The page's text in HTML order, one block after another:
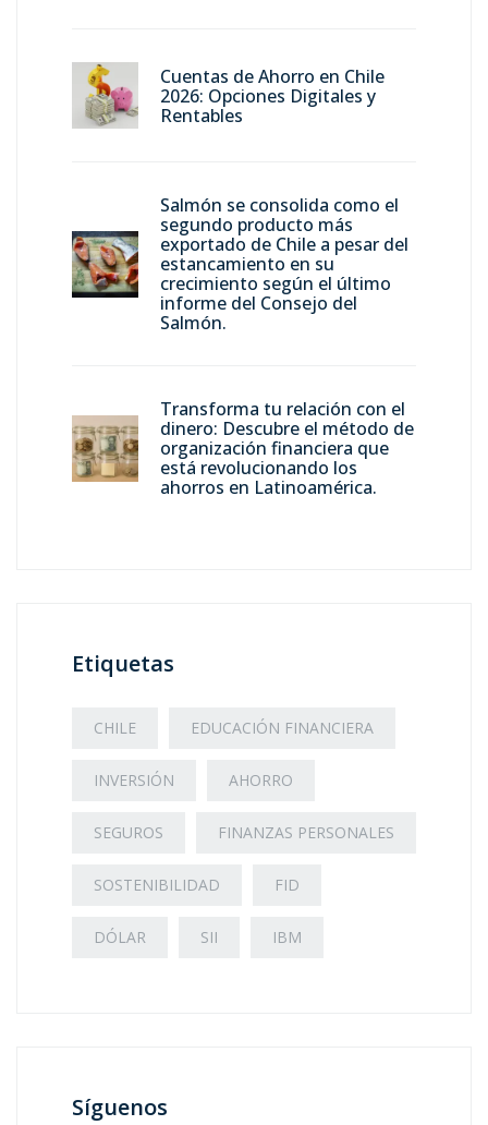
Cuentas de Ahorro en Chile
2026: Opciones Digitales y
Rentables
Salmón se consolida como el
segundo producto más
exportado de Chile a pesar del
estancamiento en su
crecimiento según el último
informe del Consejo del
Salmón.
Transforma tu relación con el
dinero: Descubre el método de
organización financiera que
está revolucionando los
ahorros en Latinoamérica.
Etiquetas
CHILE EDUCACIÓN FINANCIERA
INVERSIÓN AHORRO
SEGUROS FINANZAS PERSONALES
SOSTENIBILIDAD FID
DÓLAR SII IBM
Síguenos